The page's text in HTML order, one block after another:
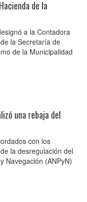
de la
a la Contadora
la Secretaría de
de la Municipalidad
una rebaja del
con los
la desregulación del
Navegación (ANPyN)